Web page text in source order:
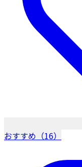
おすすめ（16）